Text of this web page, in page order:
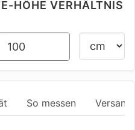
HÖHE VERHÄLTNIS
So messen